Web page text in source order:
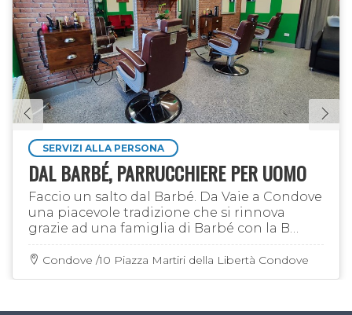
SERVIZI ALLA PERSONA
DAL BARBÉ, PARRUCCHIERE PER UOMO
Faccio un salto dal Barbé. Da Vaie a Condove
una piacevole tradizione che si rinnova
grazie ad una famiglia di Barbé con la B
maiuscola
Condove /10 Piazza Martiri della Libertà Condove